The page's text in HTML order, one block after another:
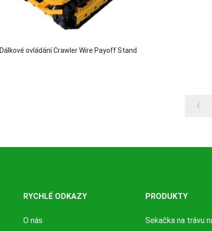
Dálkové ovládání Crawler Wire Payoff Stand
RYCHLÉ ODKAZY
O nás
PRODUKTY
Sekačka na trávu